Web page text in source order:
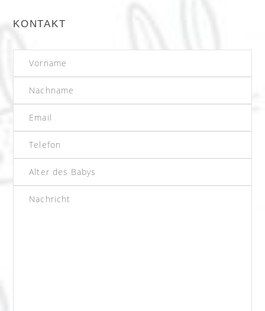
KONTAKT